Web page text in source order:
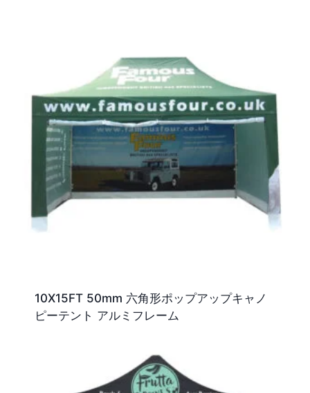
10X15FT 50mm 六角形ポップアップキャノ
ピーテント アルミフレーム